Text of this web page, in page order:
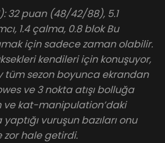
32 puan (48/42/88), 5.1
1.4 çalma, 0.8 blok Bu
için sadece zaman olabilir.
kendileri için konuşuyor,
tüm sezon boyunca ekrandan
ve 3 nokta atışı bolluğa
ve kat-manipulation’daki
vuruşun bazıları onu
zor hale getirdi.